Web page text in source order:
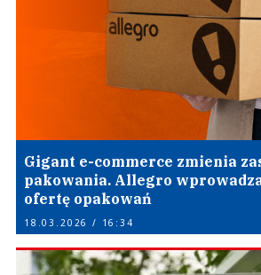
Gigant e-commerce zmienia
pakowania. Allegro
ofertę opakowań
18.03.2026 / 16:34